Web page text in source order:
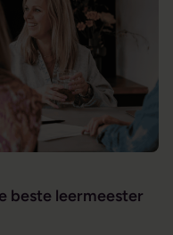
beste leermeester